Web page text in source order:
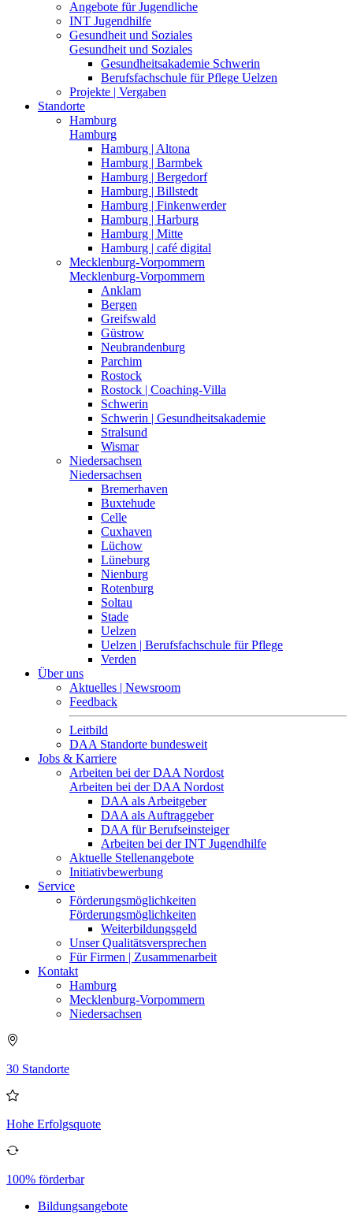
Angebote für Jugendliche
INT Jugendhilfe
Gesundheit und Soziales
Gesundheit und Soziales
Gesundheitsakademie Schwerin
Berufsfachschule für Pflege Uelzen
Projekte | Vergaben
Standorte
Hamburg
Hamburg
Hamburg | Altona
Hamburg | Barmbek
Hamburg | Bergedorf
Hamburg | Billstedt
Hamburg | Finkenwerder
Hamburg | Harburg
Hamburg | Mitte
Hamburg | café digital
Mecklenburg-Vorpommern
Mecklenburg-Vorpommern
Anklam
Bergen
Greifswald
Güstrow
Neubrandenburg
Parchim
Rostock
Rostock | Coaching-Villa
Schwerin
Schwerin | Gesundheitsakademie
Stralsund
Wismar
Niedersachsen
Niedersachsen
Bremerhaven
Buxtehude
Celle
Cuxhaven
Lüchow
Lüneburg
Nienburg
Rotenburg
Soltau
Stade
Uelzen
Uelzen | Berufsfachschule für Pflege
Verden
Über uns
Aktuelles | Newsroom
Feedback
Leitbild
DAA Standorte bundesweit
Jobs & Karriere
Arbeiten bei der DAA Nordost
Arbeiten bei der DAA Nordost
DAA als Arbeitgeber
DAA als Auftraggeber
DAA für Berufseinsteiger
Arbeiten bei der INT Jugendhilfe
Aktuelle Stellenangebote
Initiativbewerbung
Service
Förderungsmöglichkeiten
Förderungsmöglichkeiten
Weiterbildungsgeld
Unser Qualitätsversprechen
Für Firmen | Zusammenarbeit
Kontakt
Hamburg
Mecklenburg-Vorpommern
Niedersachsen
30 Standorte
Hohe Erfolgsquote
100% förderbar
Bildungsangebote